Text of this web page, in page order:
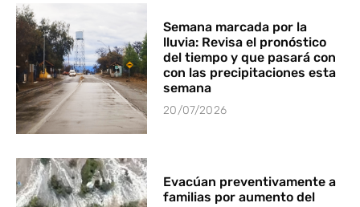
Semana marcada por la
lluvia: Revisa el pronóstico
del tiempo y que pasará con
con las precipitaciones esta
semana
20/07/2026
Evacúan preventivamente a
familias por aumento del